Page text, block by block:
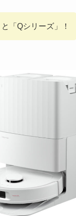
「Qシリーズ」！